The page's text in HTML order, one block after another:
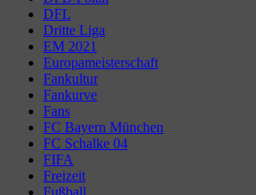
DFL
Dritte Liga
EM 2021
Europameisterschaft
Fankultur
Fankurve
Fans
FC Bayern München
FC Schalke 04
FIFA
Freizeit